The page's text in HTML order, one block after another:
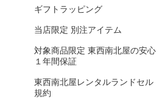
ギフトラッピング
当店限定 別注アイテム
対象商品限定 東西南北屋の安心
１年間保証
東西南北屋レンタルランドセル
規約